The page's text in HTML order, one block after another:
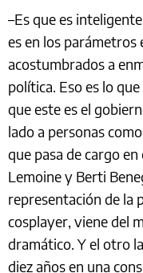
–Es que es
es en los parámetros
acostumbrados a
política. Eso es lo
que este es el
lado a personas
que pasa de cargo
Lemoine y Berti
representación de la
cosplayer, viene del
dramático. Y el otro
diez años en una